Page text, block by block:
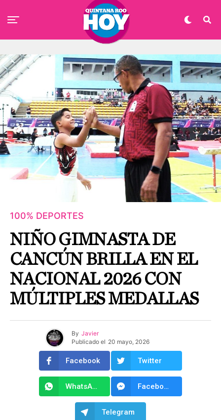
100% DEPORTES
NIÑO GIMNASTA DE
CANCÚN BRILLA EN EL
NACIONAL 2026 CON
MÚLTIPLES MEDALLAS
By Javier
Publicado el 20 mayo, 2026
Facebook Twitter
WhatsApp Facebook Messenger
Telegram